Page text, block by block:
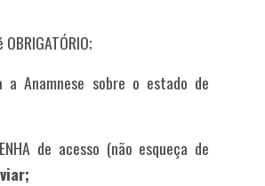
a Anamnese sobre o estado de
de acesso (não esqueça de